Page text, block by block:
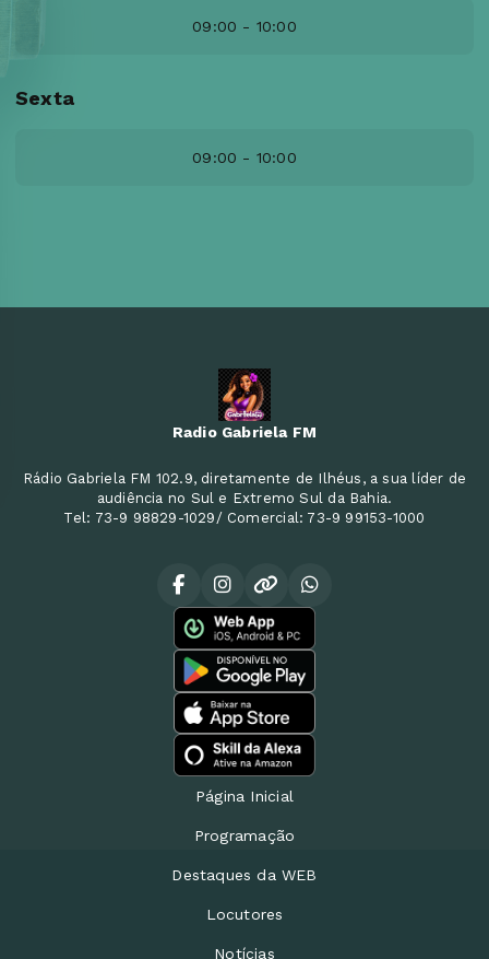
09:00 - 10:00
Sexta
09:00 - 10:00
Radio Gabriela FM
Rádio Gabriela FM 102.9, diretamente de Ilhéus, a sua líder de
audiência no Sul e Extremo Sul da Bahia.
Tel: 73-9 98829-1029/ Comercial: 73-9 99153-1000
Página Inicial
Programação
Destaques da WEB
Locutores
Notícias